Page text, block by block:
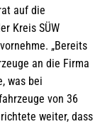
auf die
Kreis SÜW
„Bereits
an die Firma
was bei
von 36
weiter, dass